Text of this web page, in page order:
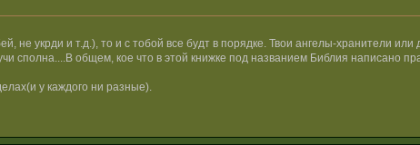
укрди и т.д.), то и с тобой все будт в порядке. Твои ангелы-хранители или
сполна....В общем, кое что в этой книжке под названием Библия написано
у каждого ни разные).